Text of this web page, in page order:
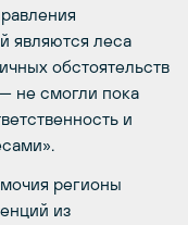
являются леса
обстоятельств
не смогли пока
и
регионы
из